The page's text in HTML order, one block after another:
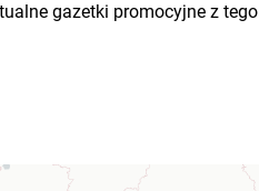
gazetki promocyjne z